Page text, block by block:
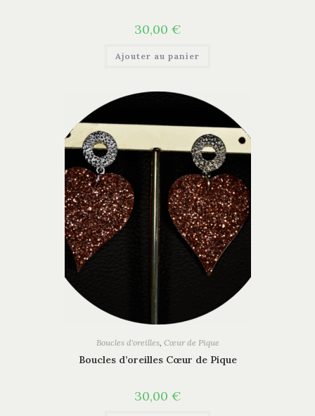
30,00 €
Ajouter au panier
Boucles d'oreilles, Cœur de Pique
Boucles d’oreilles Cœur de Pique
30,00 €